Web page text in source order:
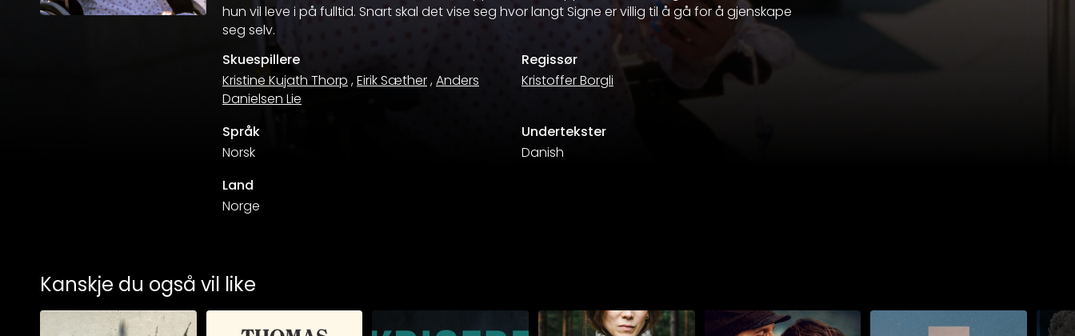
hun vil leve i på fulltid. Snart skal det vise seg hvor langt Signe er villig til å gå for å gjenskape
seg selv.
Skuespillere
Kristine Kujath Thorp ,Eirik Sæther,Anders
Danielsen Lie
Regissør
Kristoffer Borgli
Språk
Norsk
Undertekster
Danish
Land
Norge
Kanskje du også vil like